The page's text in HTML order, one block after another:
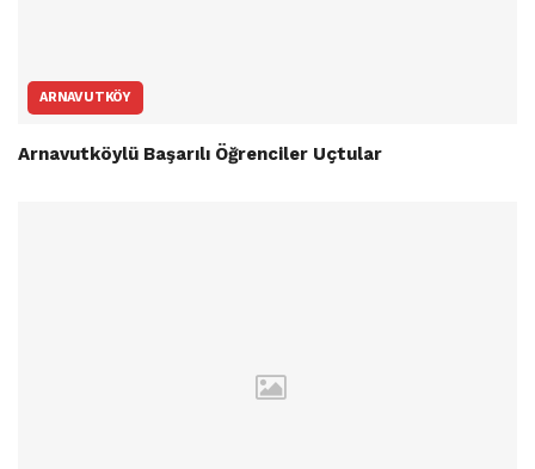
ARNAVUTKÖY
Arnavutköylü Başarılı Öğrenciler Uçtular